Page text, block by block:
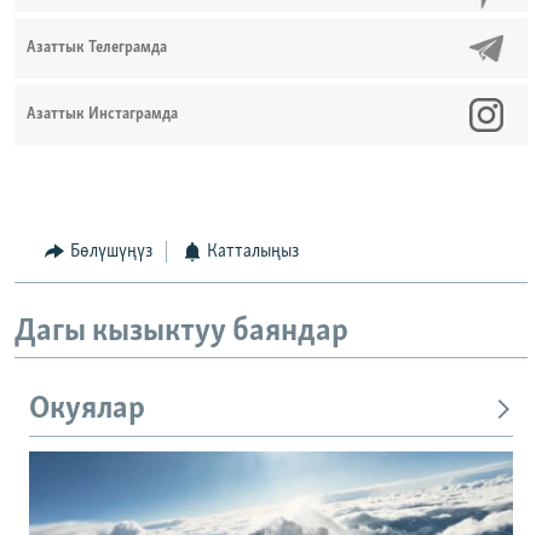
Азаттык Телеграмда
Азаттык Инстаграмда
Бөлүшүңүз Катталыңыз
Дагы кызыктуу баяндар
Окуялар